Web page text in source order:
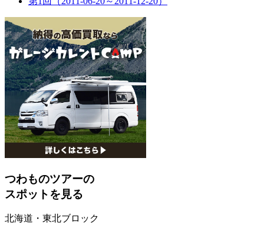
つわものツアーの
スポットを見る
北海道・東北ブロック